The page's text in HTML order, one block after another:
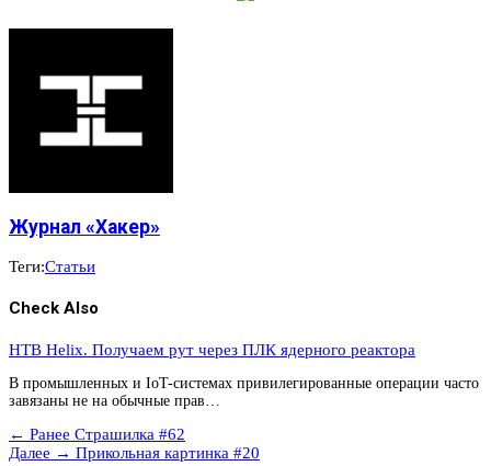
Журнал «Хакер»
Теги:Статьи
Check Also
HTB Helix. Получаем рут через ПЛК ядерного реактора
В промышленных и IoT-системах привилегированные операции часто
завязаны не на обычные прав…
← Ранее Страшилка #62
Далее → Прикольная картинка #20